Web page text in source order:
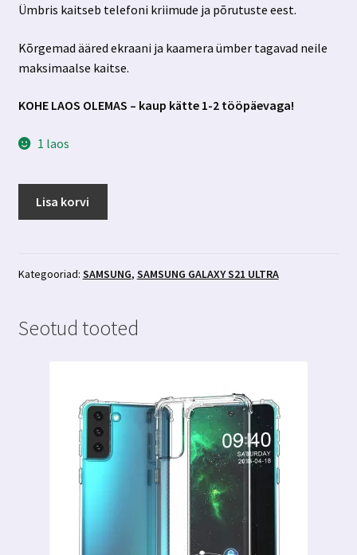
Ümbris kaitseb telefoni kriimude ja põrutuste eest.
Kõrgemad ääred ekraani ja kaamera ümber tagavad neile
maksimaalse kaitse.
KOHE LAOS OLEMAS – kaup kätte 1-2 tööpäevaga!
1 laos
ümbris
kogus
Lisa korvi
Kategooriad: SAMSUNG, SAMSUNG GALAXY S21 ULTRA
Seotud tooted